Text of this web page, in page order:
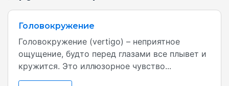
Головокружение
Головокружение (vertigo) – неприятное
ощущение, будто перед глазами все плывет и
кружится. Это иллюзорное чувство...